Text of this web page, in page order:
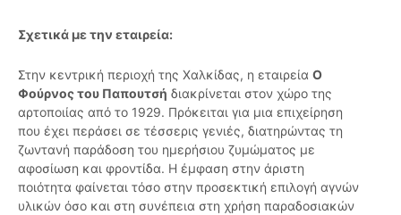
Σχετικά με την εταιρεία:
Στην κεντρική περιοχή της Χαλκίδας, η εταιρεία Ο
Φούρνος του Παπουτσή διακρίνεται στον χώρο της
αρτοποιίας από το 1929. Πρόκειται για μια επιχείρηση
που έχει περάσει σε τέσσερις γενιές, διατηρώντας τη
ζωντανή παράδοση του ημερήσιου ζυμώματος με
αφοσίωση και φροντίδα. Η έμφαση στην άριστη
ποιότητα φαίνεται τόσο στην προσεκτική επιλογή αγνών
υλικών όσο και στη συνέπεια στη χρήση παραδοσιακών